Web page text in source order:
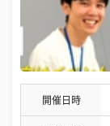
開催日時